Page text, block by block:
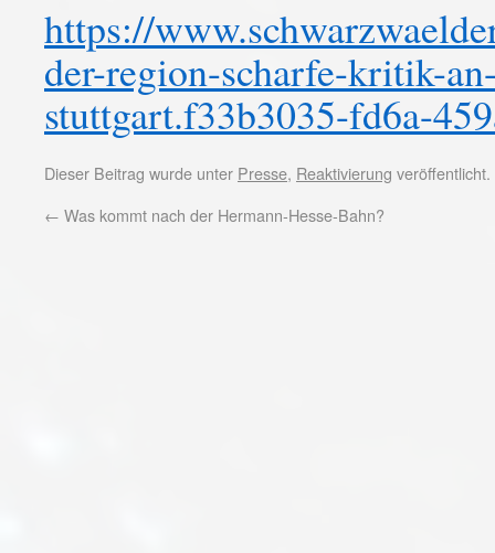
https://
der-region-scharfe-kritik-
stuttgart.f33b3035-fd6a-
Dieser Beitrag wurde unter Presse, Reaktivierung
← Was kommt nach der Hermann-Hesse-Bahn?